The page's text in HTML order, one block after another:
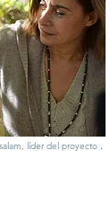
líder del proyecto .